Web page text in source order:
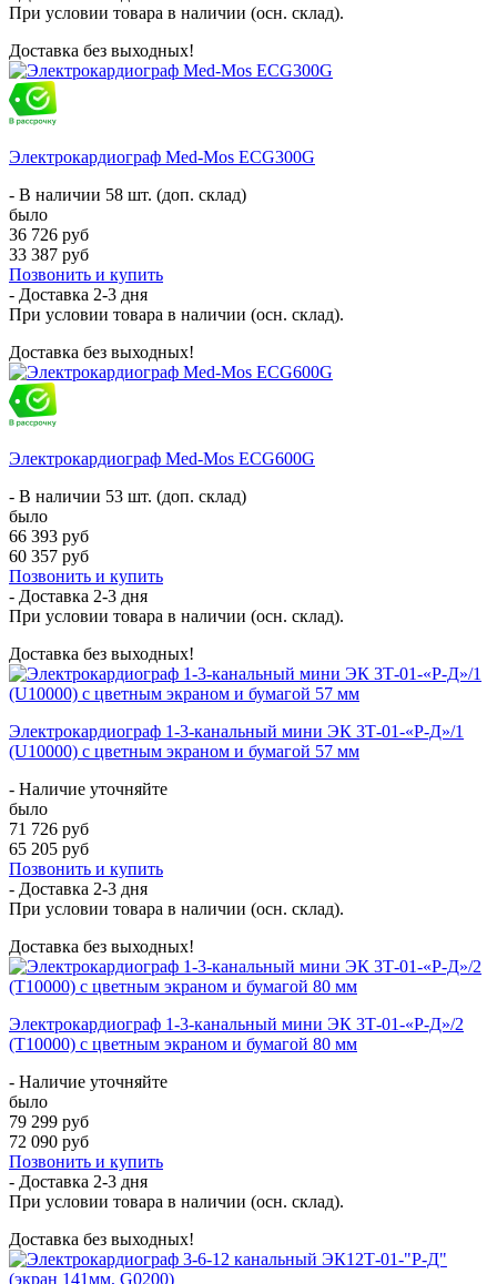
При условии товара в наличии (осн. склад).
Доставка без выходных!
Электрокардиограф Med-Mos ECG300G
- В наличии 58 шт. (доп. склад)
было
36 726 руб
33 387 руб
Позвонить и купить
- Доставка 2-3 дня
При условии товара в наличии (осн. склад).
Доставка без выходных!
Электрокардиограф Med-Mos ECG600G
- В наличии 53 шт. (доп. склад)
было
66 393 руб
60 357 руб
Позвонить и купить
- Доставка 2-3 дня
При условии товара в наличии (осн. склад).
Доставка без выходных!
Электрокардиограф 1-3-канальный мини ЭК 3Т-01-«Р-Д»/1
(U10000) с цветным экраном и бумагой 57 мм
- Наличие уточняйте
было
71 726 руб
65 205 руб
Позвонить и купить
- Доставка 2-3 дня
При условии товара в наличии (осн. склад).
Доставка без выходных!
Электрокардиограф 1-3-канальный мини ЭК 3Т-01-«Р-Д»/2
(T10000) с цветным экраном и бумагой 80 мм
- Наличие уточняйте
было
79 299 руб
72 090 руб
Позвонить и купить
- Доставка 2-3 дня
При условии товара в наличии (осн. склад).
Доставка без выходных!